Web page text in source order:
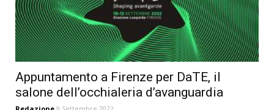
Appuntamento a Firenze per DaTE, il
salone dell’occhialeria d’avanguardia